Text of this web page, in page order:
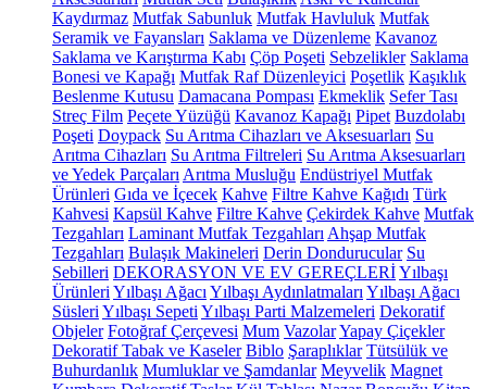
Kaydırmaz Mutfak Sabunluk Mutfak Havluluk Mutfak
Seramik ve Fayansları Saklama ve Düzenleme Kavanoz
Saklama ve Karıştırma Kabı Çöp Poşeti Sebzelikler Saklama
Bonesi ve Kapağı Mutfak Raf Düzenleyici Poşetlik Kaşıklık
Beslenme Kutusu Damacana Pompası Ekmeklik Sefer Tası
Streç Film Peçete Yüzüğü Kavanoz Kapağı Pipet Buzdolabı
Poşeti Doypack Su Arıtma Cihazları ve Aksesuarları Su
Arıtma Cihazları Su Arıtma Filtreleri Su Arıtma Aksesuarları
ve Yedek Parçaları Arıtma Musluğu Endüstriyel Mutfak
Ürünleri Gıda ve İçecek Kahve Filtre Kahve Kağıdı Türk
Kahvesi Kapsül Kahve Filtre Kahve Çekirdek Kahve Mutfak
Tezgahları Laminant Mutfak Tezgahları Ahşap Mutfak
Tezgahları Bulaşık Makineleri Derin Dondurucular Su
Sebilleri DEKORASYON VE EV GEREÇLERİYılbaşı
Ürünleri Yılbaşı Ağacı Yılbaşı Aydınlatmaları Yılbaşı Ağacı
Süsleri Yılbaşı Sepeti Yılbaşı Parti Malzemeleri Dekoratif
Objeler Fotoğraf Çerçevesi Mum VazolarYapay Çiçekler
Dekoratif Tabak ve Kaseler Biblo Şaraplıklar Tütsülük ve
Buhurdanlık Mumluklar ve Şamdanlar Meyvelik Magnet